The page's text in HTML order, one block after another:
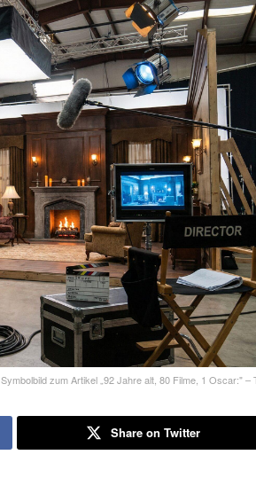
Symbolbild zum Artikel „92 Jahre alt, 80 Filme, 1 Oscar:" –
Share on Twitter